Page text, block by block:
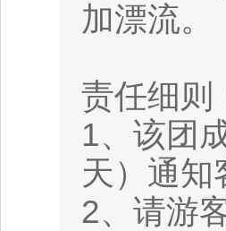
加漂流。
责任细则
1、该团
天）通
2、请游